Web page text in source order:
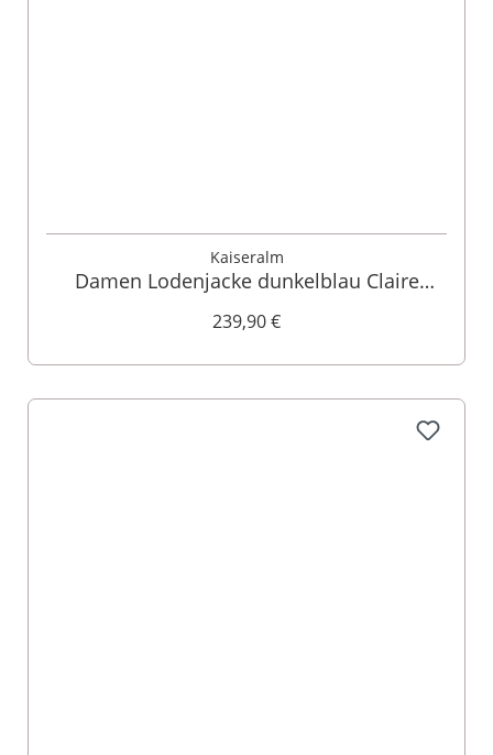
Kaiseralm
Damen Lodenjacke dunkelblau Claire
239,90 €